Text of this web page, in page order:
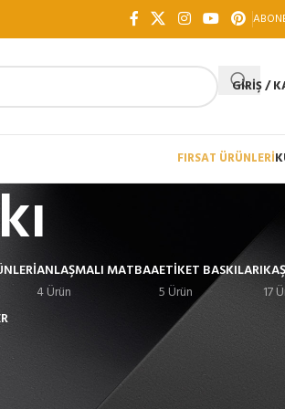
GIRIŞ /
FIRSAT ÜRÜNLERİ
ANLAŞMALI MATBAA
4 Ürün
ETIKET BASKILARI
5 Ürün
17